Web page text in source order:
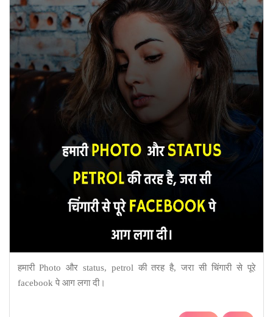
हमारी Photo और status, petrol की तरह है, जरा सी चिंगारी से पूरे
facebook पे आग लगा दी।